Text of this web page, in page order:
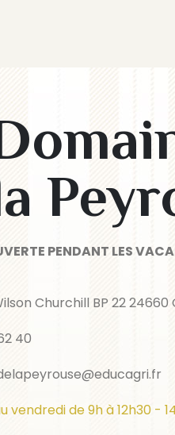
PENDANT LES
Churchill BP 22
40
vendredi de 9h à 12h30 -